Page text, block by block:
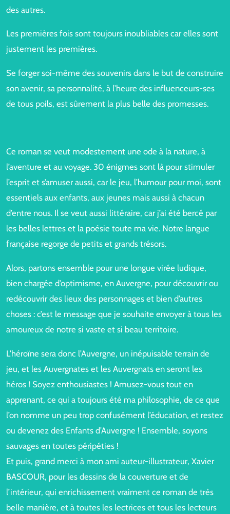
des autres.
Les premières fois sont toujours inoubliables car elles sont
justement les premières.
Se forger soi-même des souvenirs dans le but de construire
son avenir, sa personnalité, à l’heure des influenceurs-ses
de tous poils, est sûrement la plus belle des promesses.
Ce roman se veut modestement une ode à la nature, à
l’aventure et au voyage. 30 énigmes sont là pour stimuler
l’esprit et s’amuser aussi, car le jeu, l’humour pour moi, sont
essentiels aux enfants, aux jeunes mais aussi à chacun
d’entre nous. Il se veut aussi littéraire, car j’ai été bercé par
les belles lettres et la poésie toute ma vie. Notre langue
française regorge de petits et grands trésors.
Alors, partons ensemble pour une longue virée ludique,
bien chargée d’optimisme, en Auvergne, pour découvrir ou
redécouvrir des lieux des personnages et bien d’autres
choses : c’est le message que je souhaite envoyer à tous les
amoureux de notre si vaste et si beau territoire.
L’héroïne sera donc l’Auvergne, un inépuisable terrain de
jeu, et les Auvergnates et les Auvergnats en seront les
héros ! Soyez enthousiastes ! Amusez-vous tout en
apprenant, ce qui a toujours été ma philosophie, de ce que
l’on nomme un peu trop confusément l’éducation, et restez
ou devenez des Enfants d’Auvergne ! Ensemble, soyons
sauvages en toutes péripéties !
Et puis, grand merci à mon ami auteur-illustrateur, Xavier
BASCOUR, pour les dessins de la couverture et de
l’intérieur, qui enrichissement vraiment ce roman de très
belle manière, et à toutes les lectrices et tous les lecteurs